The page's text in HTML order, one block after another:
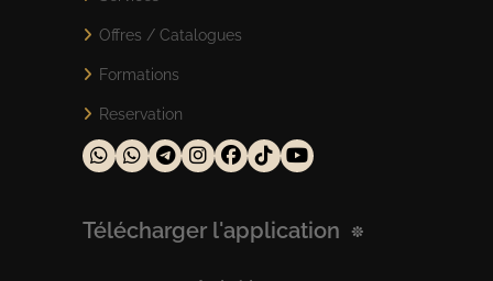
Offres / Catalogues
Formations
Reservation
Télécharger l'application